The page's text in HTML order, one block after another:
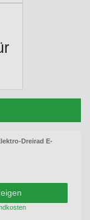
Dreirad E-